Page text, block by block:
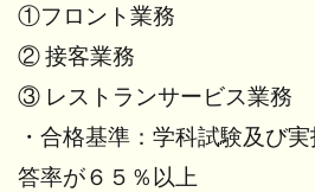
①フロント業務
② 接客業務
③ レストランサービス業務
・合格基準：学科試験及び
答率が６５％以上